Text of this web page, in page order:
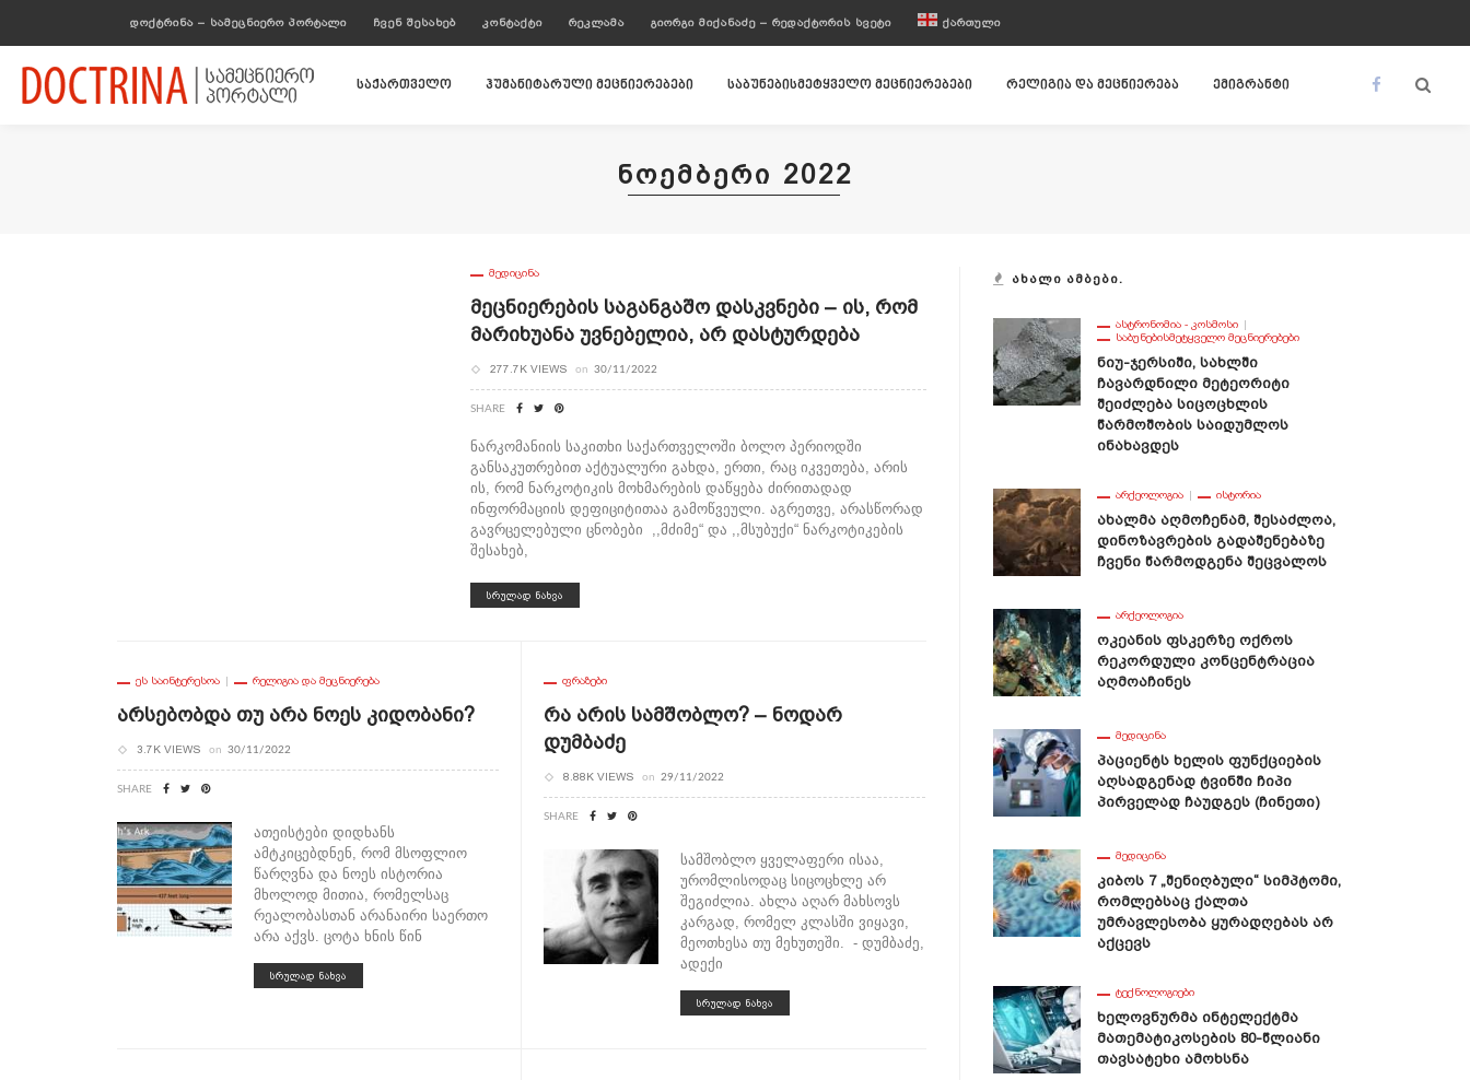
ᲓᲝᲥᲢᲠᲘᲜᲐ – ᲡᲐᲛᲔᲪᲜᲘᲔᲠᲝ ᲞᲝᲠᲢᲐᲚᲘ ᲩᲕᲔᲜ ᲨᲔᲡᲐᲮᲔᲑ ᲙᲝᲜᲢᲐᲥᲢᲘ ᲠᲔᲙᲚᲐᲛᲐ ᲒᲘᲝᲠᲒᲘ ᲛᲘᲥᲐᲜᲐᲫᲔ – ᲠᲔᲓᲐᲥᲢᲝᲠᲘᲡ ᲡᲕᲔᲢᲘ ᲥᲐᲠᲗᲣᲚᲘ
საქართველო ჰუმანიტარული მეცნიერებები საბუნებისმეტყველო მეცნიერებები რელიგია და მეცნიერება ემიგრანტი
ᲜᲝᲔᲛᲑᲔᲠᲘ 2022
ᲛᲔᲓᲘᲪᲘᲜᲐ
Მეცნიერების Საგანგაშო Დასკვნები – Ის, Რომ
Მარიხუანა Უვნებელია, Არ Დასტურდება
277.7K VIEWS on 30/11/2022
SHARE
ნარკომანიის საკითხი საქართველოში ბოლო პერიოდში
განსაკუთრებით აქტუალური გახდა, ერთი, რაც იკვეთება, არის
ის, რომ ნარკოტიკის მოხმარების დაწყება ძირითადად
ინფორმაციის დეფიციტითაა გამოწვეული. აგრეთვე, არასწორად
გავრცელებული ცნობები ,,მძიმე“ და ,,მსუბუქი“ ნარკოტიკების
შესახებ,
ᲡᲠᲣᲚᲐᲓ ᲜᲐᲮᲕᲐ
ᲔᲡ ᲡᲐᲘᲜᲢᲔᲠᲔᲡᲝᲐ ᲠᲔᲚᲘᲒᲘᲐ ᲓᲐ ᲛᲔᲪᲜᲘᲔᲠᲔᲑᲐ
Არსებობდა Თუ Არა Ნოეს Კიდობანი?
3.7K VIEWS on 30/11/2022
SHARE
ათეისტები დიდხანს
ამტკიცებდნენ, რომ მსოფლიო
წარღვნა და ნოეს ისტორია
მხოლოდ მითია, რომელსაც
რეალობასთან არანაირი საერთო
არა აქვს. ცოტა ხნის წინ
ᲡᲠᲣᲚᲐᲓ ᲜᲐᲮᲕᲐ
ᲤᲠᲐᲖᲔᲑᲘ
Რა Არის Სამშობლო? – Ნოდარ
Დუმბაძე
8.88K VIEWS on 29/11/2022
SHARE
სამშობლო ყველაფერი ისაა,
ურომლისოდაც სიცოცხლე არ
შეგიძლია. ახლა აღარ მახსოვს
კარგად, რომელ კლასში ვიყავი,
მეოთხესა თუ მეხუთეში. - დუმბაძე,
ადექი
ᲡᲠᲣᲚᲐᲓ ᲜᲐᲮᲕᲐ
ᲐᲮᲐᲚᲘ ᲐᲛᲑᲔᲑᲘ.
ᲐᲡᲢᲠᲝᲜᲝᲛᲘᲐ - ᲙᲝᲡᲛᲝᲡᲘ
ᲡᲐᲑᲣᲜᲔᲑᲘᲡᲛᲔᲢᲧᲕᲔᲚᲝ ᲛᲔᲪᲜᲘᲔᲠᲔᲑᲔᲑᲘ
Ნიუ-Ჯერსიში, Სახლში
Ჩავარდნილი Მეტეორიტი
Შეიძლება Სიცოცხლის
Წარმოშობის Საიდუმლოს
Ინახავდეს
ᲐᲠᲥᲔᲝᲚᲝᲒᲘᲐ ᲘᲡᲢᲝᲠᲘᲐ
Ახალმა Აღმოჩენამ, Შესაძლოა,
Დინოზავრების Გადაშენებაზე
Ჩვენი Წარმოდგენა Შეცვალოს
ᲐᲠᲥᲔᲝᲚᲝᲒᲘᲐ
Ოკეანის Ფსკერზე Ოქროს
Რეკორდული Კონცენტრაცია
Აღმოაჩინეს
ᲛᲔᲓᲘᲪᲘᲜᲐ
Პაციენტს Ხელის Ფუნქციების
Აღსადგენად Ტვინში Ჩიპი
Პირველად Ჩაუდგეს (ჩინეთი)
ᲛᲔᲓᲘᲪᲘᲜᲐ
Კიბოს 7 „შენიღბული“ Სიმპტომი,
Რომლებსაც Ქალთა
Უმრავლესობა Ყურადღებას Არ
Აქცევს
ᲢᲔᲥᲜᲝᲚᲝᲒᲘᲔᲑᲘ
Ხელოვნურმა Ინტელექტმა
Მათემატიკოსების 80-Წლიანი
Თავსატეხი Ამოხსნა